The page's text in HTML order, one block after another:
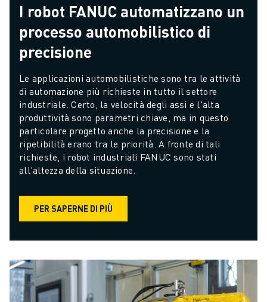
I robot FANUC automatizzano un
processo automobilistico di
precisione
Le applicazioni automobilistiche sono tra le attività
di automazione più richieste in tutto il settore
industriale. Certo, la velocità degli assi e l'alta
produttività sono parametri chiave, ma in questo
particolare progetto anche la precisione e la
ripetibilità erano tra le priorità. A fronte di tali
richieste, i robot industriali FANUC sono stati
all'altezza della situazione.
PER SAPERNE DI PIÙ